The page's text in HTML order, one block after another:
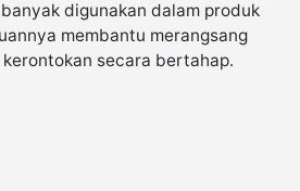
digunakan dalam produk
membantu merangsang
secara bertahap.